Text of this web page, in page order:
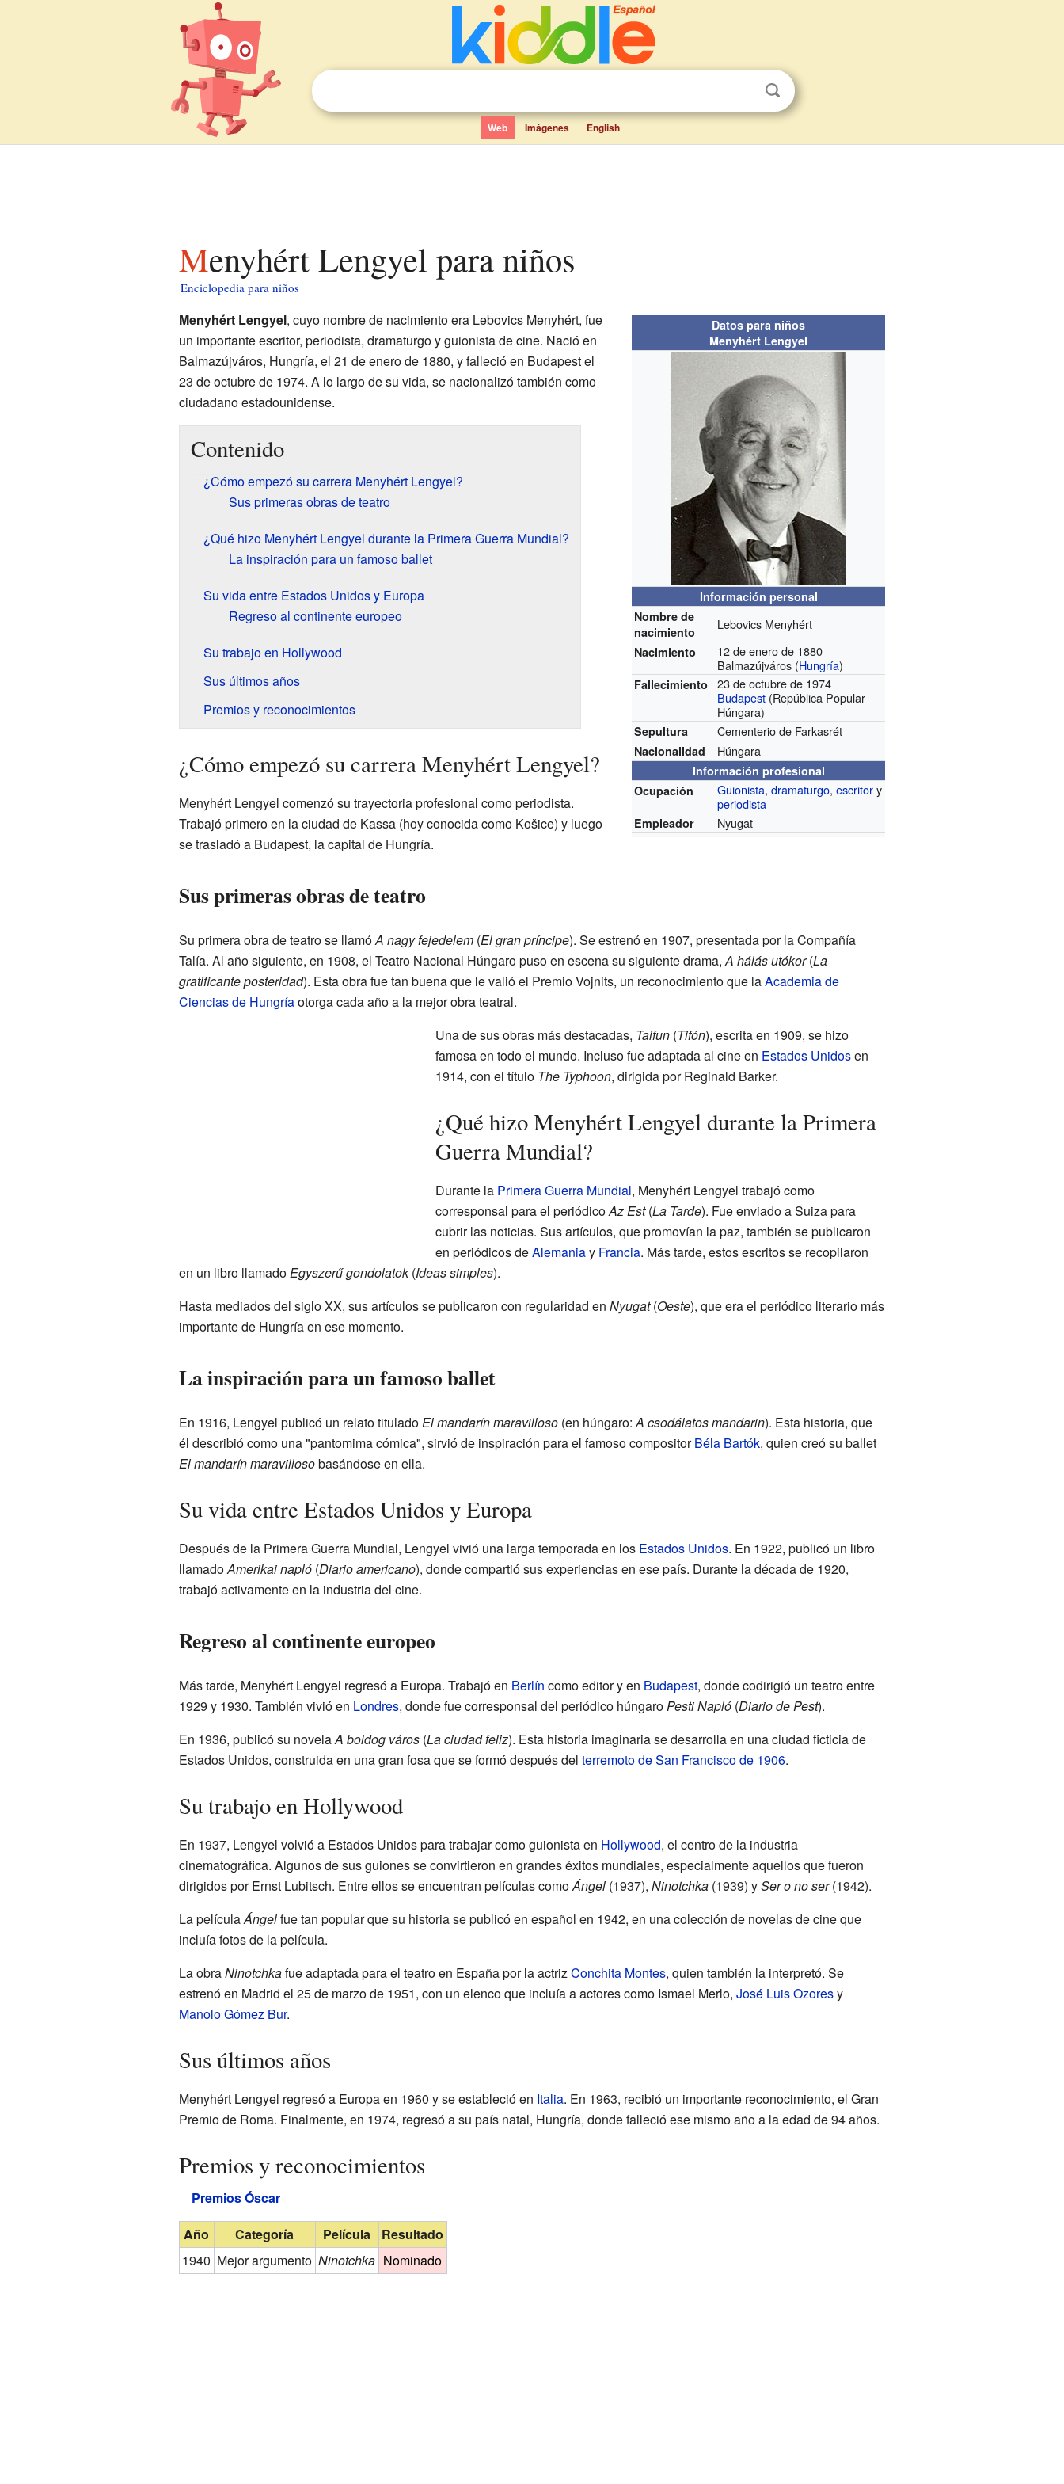
Web Imágenes English
Menyhért Lengyel para niños
Enciclopedia para niños
Datos para niños
Menyhért Lengyel
Información personal
Nombre de
nacimiento
Lebovics Menyhért
Nacimiento
12 de enero de 1880
Balmazújváros (Hungría)
Fallecimiento
23 de octubre de 1974
Budapest (República Popular
Húngara)
Sepultura Cementerio de Farkasrét
Nacionalidad Húngara
Información profesional
Ocupación
Guionista,dramaturgo,escritory
periodista
Empleador Nyugat
Menyhért Lengyel, cuyo nombre de nacimiento era Lebovics Menyhért, fue
un importante escritor, periodista, dramaturgo y guionista de cine. Nació en
Balmazújváros, Hungría, el 21 de enero de 1880, y falleció en Budapest el
23 de octubre de 1974. A lo largo de su vida, se nacionalizó también como
ciudadano estadounidense.
Contenido
¿Cómo empezó su carrera Menyhért Lengyel?
Sus primeras obras de teatro
¿Qué hizo Menyhért Lengyel durante la Primera Guerra Mundial?
La inspiración para un famoso ballet
Su vida entre Estados Unidos y Europa
Regreso al continente europeo
Su trabajo en Hollywood
Sus últimos años
Premios y reconocimientos
¿Cómo empezó su carrera Menyhért Lengyel?
Menyhért Lengyel comenzó su trayectoria profesional como periodista.
Trabajó primero en la ciudad de Kassa (hoy conocida como Košice) y luego
se trasladó a Budapest, la capital de Hungría.
Sus primeras obras de teatro
Su primera obra de teatro se llamóA nagy fejedelem(El gran príncipe). Se estrenó en 1907, presentada por la Compañía
Talía. Al año siguiente, en 1908, el Teatro Nacional Húngaro puso en escena su siguiente drama,A hálás utókor(La
gratificante posteridad). Esta obra fue tan buena que le valió el Premio Vojnits, un reconocimiento que laAcademia de
Ciencias de Hungríaotorga cada año a la mejor obra teatral.
Una de sus obras más destacadas, Taifun(Tifón), escrita en 1909, se hizo
famosa en todo el mundo. Incluso fue adaptada al cine en Estados Unidosen
1914, con el título The Typhoon, dirigida por Reginald Barker.
¿Qué hizo Menyhért Lengyel durante la Primera
Guerra Mundial?
Durante la Primera Guerra Mundial, Menyhért Lengyel trabajó como
corresponsal para el periódicoAz Est(La Tarde). Fue enviado a Suiza para
cubrir las noticias. Sus artículos, que promovían la paz, también se publicaron
en periódicos deAlemaniay Francia. Más tarde, estos escritos se recopilaron
en un libro llamadoEgyszerű gondolatok(Ideas simples).
Hasta mediados del siglo XX, sus artículos se publicaron con regularidad en Nyugat(Oeste), que era el periódico literario más
importante de Hungría en ese momento.
La inspiración para un famoso ballet
En 1916, Lengyel publicó un relato tituladoEl mandarín maravilloso(en húngaro:A csodálatos mandarin). Esta historia, que
él describió como una "pantomima cómica", sirvió de inspiración para el famoso compositorBéla Bartók, quien creó su ballet
El mandarín maravillosobasándose en ella.
Su vida entre Estados Unidos y Europa
Después de la Primera Guerra Mundial, Lengyel vivió una larga temporada en los Estados Unidos. En 1922, publicó un libro
llamadoAmerikai napló(Diario americano), donde compartió sus experiencias en ese país. Durante la década de 1920,
trabajó activamente en la industria del cine.
Regreso al continente europeo
Más tarde, Menyhért Lengyel regresó a Europa. Trabajó en Berlín como editor y en Budapest, donde codirigió un teatro entre
1929 y 1930. También vivió en Londres, donde fue corresponsal del periódico húngaroPesti Napló(Diario de Pest).
En 1936, publicó su novelaA boldog város(La ciudad feliz). Esta historia imaginaria se desarrolla en una ciudad ficticia de
Estados Unidos, construida en una gran fosa que se formó después del terremoto de San Francisco de 1906.
Su trabajo en Hollywood
En 1937, Lengyel volvió a Estados Unidos para trabajar como guionista en Hollywood, el centro de la industria
cinematográfica. Algunos de sus guiones se convirtieron en grandes éxitos mundiales, especialmente aquellos que fueron
dirigidos por Ernst Lubitsch. Entre ellos se encuentran películas comoÁngel(1937), Ninotchka(1939) ySer o no ser(1942).
La películaÁngelfue tan popular que su historia se publicó en español en 1942, en una colección de novelas de cine que
incluía fotos de la película.
La obraNinotchkafue adaptada para el teatro en España por la actrizConchita Montes, quien también la interpretó. Se
estrenó en Madrid el 25 de marzo de 1951, con un elenco que incluía a actores como Ismael Merlo, José Luis Ozoresy
Manolo Gómez Bur.
Sus últimos años
Menyhért Lengyel regresó a Europa en 1960 y se estableció en Italia. En 1963, recibió un importante reconocimiento, el Gran
Premio de Roma. Finalmente, en 1974, regresó a su país natal, Hungría, donde falleció ese mismo año a la edad de 94 años.
Premios y reconocimientos
Premios Óscar
Año
Categoría Película
Resultado
1940 Mejor argumento Ninotchka Nominado